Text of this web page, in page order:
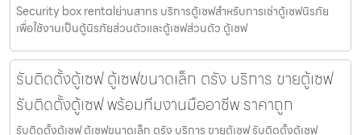
Security box rentalย่านสาทร บริการตู้เซฟสำหรับการเช่าตู้เซฟนิรภัย
เพื่อใช้งานเป็นตู้นิรภัยส่วนตัวและตู้เซฟส่วนตัว ตู้เซฟ
รับติดตั้งตู้เซฟ ตู้เซฟขนาดเล็ก ตรัง บริการ ขายตู้เซฟ
รับติดตั้งตู้เซฟ พร้อมทีมงานมืออาชีพ ราคาถูก
รับติดตั้งตู้เซฟ ตู้เซฟขนาดเล็ก ตรัง บริการ ขายตู้เซฟ รับติดตั้งตู้เซฟ